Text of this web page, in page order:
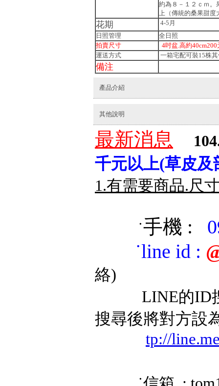
約為８－１２ｃｍ。
上（傳統的桑果甜度
花期
4-5月
日照管理
全日照
拍賣尺寸
4吋盆.高約
運送方式
一箱宅配可裝15株
備注
產品介紹
其他說明
最新消息
千元以上(草皮及
1.有需要商品.尺
˙手機 :
˙line id :
絡)
LINE的ID搜
搜尋後將對方設
tp://